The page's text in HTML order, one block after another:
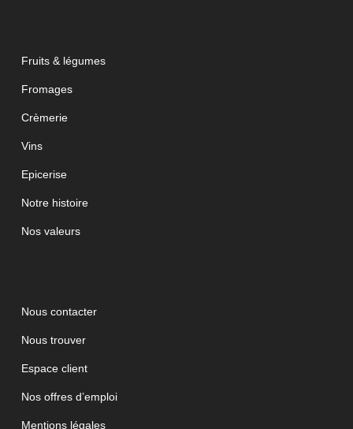
Fruits & légumes
Fromages
Crèmerie
Vins
Epicerise
Notre histoire
Nos valeurs
Nous contacter
Nous trouver
Espace client
Nos offres d’emploi
Mentions légales